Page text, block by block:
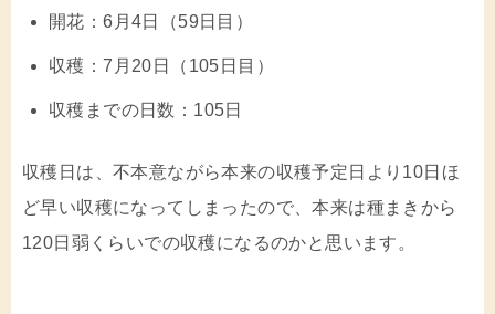
開花：6月4日（59日目）
収穫：7月20日（105日目）
収穫までの日数：105日
収穫日は、不本意ながら本来の収穫予定日より10日ほ
ど早い収穫になってしまったので、本来は種まきから
120日弱くらいでの収穫になるのかと思います。